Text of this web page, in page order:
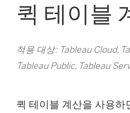
퀵 테이블
적용 대상: Tableau Cloud,
Tableau Public, Tableau
퀵 테이블 계산을 사용하